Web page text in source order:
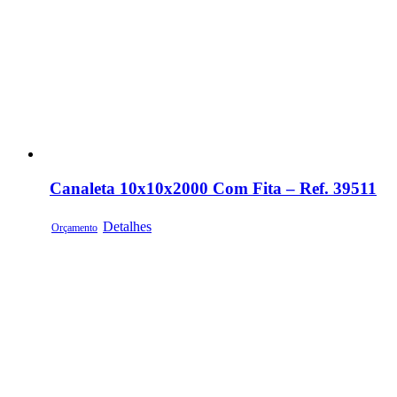
Canaleta 10x10x2000 Com Fita – Ref. 39511
Orçamento Detalhes